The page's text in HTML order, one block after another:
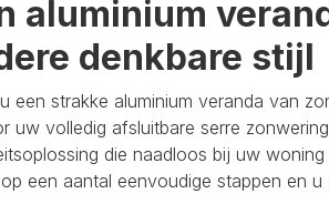
aluminium
denkbare stijl
een strakke aluminium veranda van
uw volledig afsluitbare serre
die naadloos bij uw
een aantal eenvoudige stappen en u